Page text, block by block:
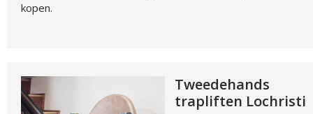
kopen.
Tweedehands
trapliften Lochristi